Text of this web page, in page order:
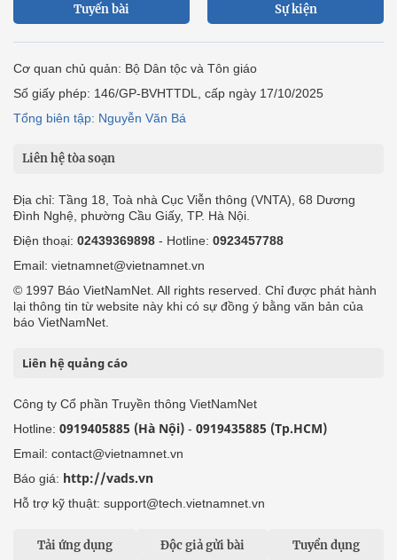
Tuyến bài Sự kiện
Cơ quan chủ quản: Bộ Dân tộc và Tôn giáo
Số giấy phép: 146/GP-BVHTTDL, cấp ngày 17/10/2025
Tổng biên tập: Nguyễn Văn Bá
Liên hệ tòa soạn
Địa chỉ: Tầng 18, Toà nhà Cục Viễn thông (VNTA), 68 Dương
Đình Nghệ, phường Cầu Giấy, TP. Hà Nội.
Điện thoại: 02439369898 - Hotline: 0923457788
Email: vietnamnet@vietnamnet.vn
© 1997 Báo VietNamNet. All rights reserved. Chỉ được phát hành
lại thông tin từ website này khi có sự đồng ý bằng văn bản của
báo VietNamNet.
Liên hệ quảng cáo
Công ty Cổ phần Truyền thông VietNamNet
Hotline: 0919405885 (Hà Nội) - 0919435885 (Tp.HCM)
Email: contact@vietnamnet.vn
Báo giá: http://vads.vn
Hỗ trợ kỹ thuật: support@tech.vietnamnet.vn
Tải ứng dụng Độc giả gửi bài Tuyển dụng